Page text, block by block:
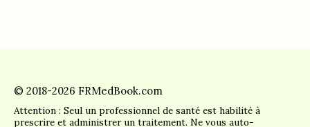
© 2018-2026 FRMedBook.com
Attention : Seul un professionnel de santé est habilité à
prescrire et administrer un traitement. Ne vous auto-